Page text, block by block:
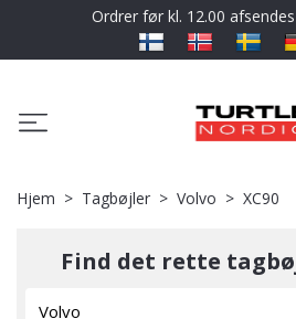
Ordrer før kl. 12.00
Hjem Tagbøjler Volvo XC90
Find det rette